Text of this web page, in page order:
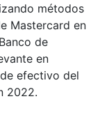
métodos
Mastercard en
de
en
efectivo del
2022.